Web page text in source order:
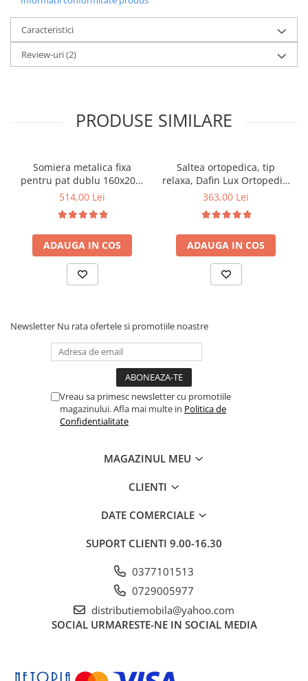
Caracteristici
Review-uri(2)
PRODUSE SIMILARE
Somiera metalica fixa
pentru pat dublu 160x200,
6 picioare, 32 lamele lemn
saltea ferm, negru
514,00 Lei
ADAUGA IN COS
Saltea ortopedica, tip
relaxa, Dafin Lux Ortopedic,
90x200x21cm, fermitate
tip Bonell, fata vara-iarna,
sistem de aerisire cu
butoni, Salt Confort
363,00 Lei
ADAUGA IN COS
Newsletter Nu rata ofertele si promotiile noastre
Vreau sa primesc newsletter cu promotiile
magazinului. Afla mai multe in Politica de
Confidentialitate
MAGAZINUL MEU
CLIENTI
DATE COMERCIALE
SUPORT CLIENTI 9.00-16.30
0377101513
0729005977
distributiemobila@yahoo.com
SOCIAL URMARESTE-NE IN SOCIAL MEDIA